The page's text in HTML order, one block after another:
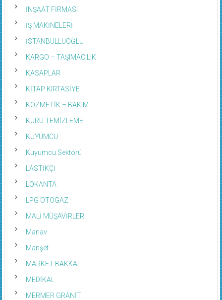
İNŞAAT FİRMASI
İŞ MAKİNELERİ
İSTANBULLUOĞLU
KARGO – TAŞIMACILIK
KASAPLAR
KİTAP KIRTASİYE
KOZMETİK – BAKIM
KURU TEMİZLEME
KUYUMCU
Kuyumcu Sektörü
LASTİKÇİ
LOKANTA
LPG OTOGAZ
MALİ MÜŞAVİRLER
Manav
Manşet
MARKET BAKKAL
MEDİKAL
MERMER GRANİT